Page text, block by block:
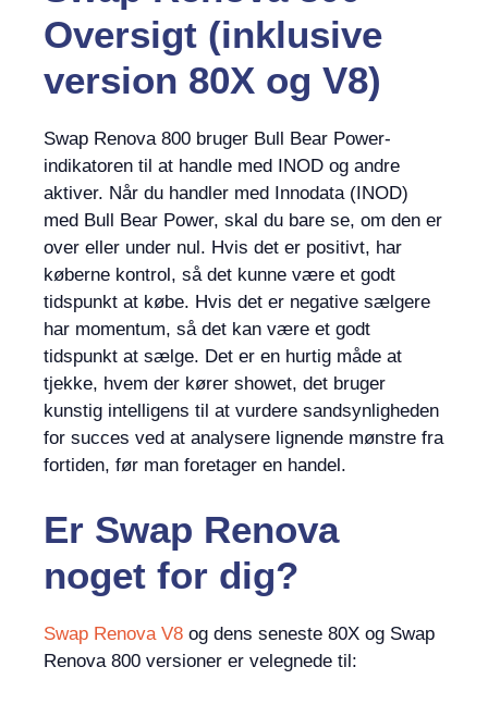
Oversigt (inklusive
version 80X og V8)
Swap Renova 800 bruger Bull Bear Power-
indikatoren til at handle med INOD og andre
aktiver. Når du handler med Innodata (INOD)
med Bull Bear Power, skal du bare se, om den er
over eller under nul. Hvis det er positivt, har
køberne kontrol, så det kunne være et godt
tidspunkt at købe. Hvis det er negative sælgere
har momentum, så det kan være et godt
tidspunkt at sælge. Det er en hurtig måde at
tjekke, hvem der kører showet, det bruger
kunstig intelligens til at vurdere sandsynligheden
for succes ved at analysere lignende mønstre fra
fortiden, før man foretager en handel.
Er Swap Renova
noget for dig?
Swap Renova V8 og dens seneste 80X og Swap
Renova 800 versioner er velegnede til: